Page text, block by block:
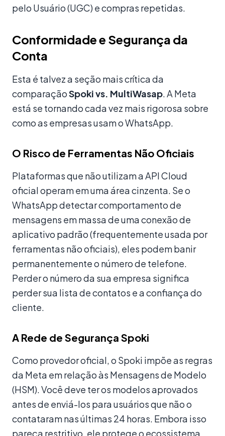
pelo Usuário (UGC) e compras repetidas.
Conformidade e Segurança da
Conta
Esta é talvez a seção mais crítica da
comparaçãoSpoki vs. MultiWasap. A Meta
está se tornando cada vez mais rigorosa sobre
como as empresas usam o WhatsApp.
O Risco de Ferramentas Não Oficiais
Plataformas que não utilizam a API Cloud
oficial operam em uma área cinzenta. Se o
WhatsApp detectar comportamento de
mensagens em massa de uma conexão de
aplicativo padrão (frequentemente usada por
ferramentas não oficiais), eles podem banir
permanentemente o número de telefone.
Perder o número da sua empresa significa
perder sua lista de contatos e a confiança do
cliente.
A Rede de Segurança Spoki
Como provedor oficial, o Spoki impõe as regras
da Meta em relação às Mensagens de Modelo
(HSM). Você deve ter os modelos aprovados
antes de enviá-los para usuários que não o
contataram nas últimas 24 horas. Embora isso
pareça restritivo, ele protege o ecossistema